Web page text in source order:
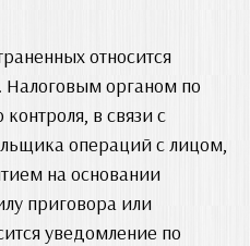
относится
органом по
в связи с
операций с лицом,
на основании
приговора или
уведомление по